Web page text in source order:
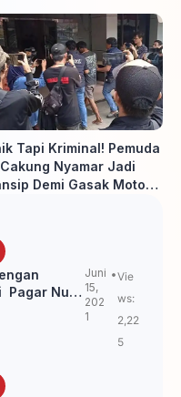
81 RI, Warga Binaan
Ikuti Berbagai
Tapi Kriminal! Pemuda
Nyamar Jadi
Demi Gasak Motor
Pagar Nusa
Juni
15,
202
1
Vie
ws:
2,22
5